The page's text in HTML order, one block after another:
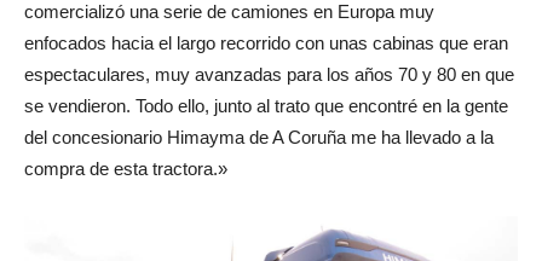
comercializó una serie de camiones en Europa muy
enfocados hacia el largo recorrido con unas cabinas que eran
espectaculares, muy avanzadas para los años 70 y 80 en que
se vendieron. Todo ello, junto al trato que encontré en la gente
del concesionario Himayma de A Coruña me ha llevado a la
compra de esta tractora.»